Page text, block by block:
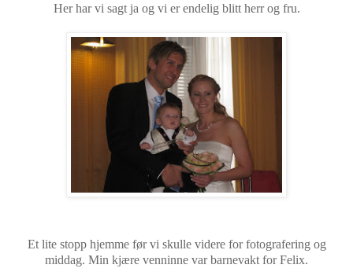
Her har vi sagt ja og vi er endelig blitt herr og fru.
Et lite stopp hjemme før vi skulle videre for fotografering og
middag. Min kjære venninne var barnevakt for Felix.